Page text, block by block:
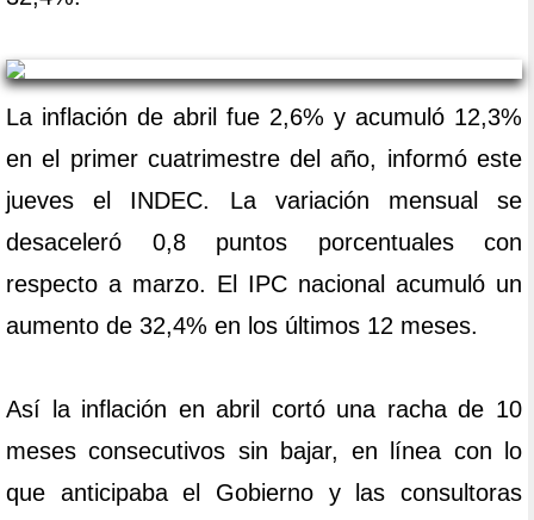
La inflación de abril fue 2,6% y acumuló 12,3%
en el primer cuatrimestre del año, informó este
jueves el INDEC. La variación mensual se
desaceleró 0,8 puntos porcentuales con
respecto a marzo. El IPC nacional acumuló un
aumento de 32,4% en los últimos 12 meses.
Así la inflación en abril cortó una racha de 10
meses consecutivos sin bajar, en línea con lo
que anticipaba el Gobierno y las consultoras